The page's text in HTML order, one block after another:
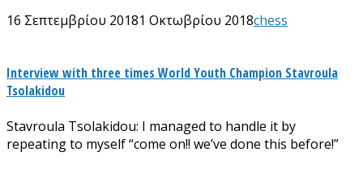
16 Σεπτεμβρίου 20181 Οκτωβρίου 2018chess
Interview with three times World Youth Champion Stavroula
Tsolakidou
Stavroula Tsolakidou: I managed to handle it by
repeating to myself “come on!! we’ve done this before!”